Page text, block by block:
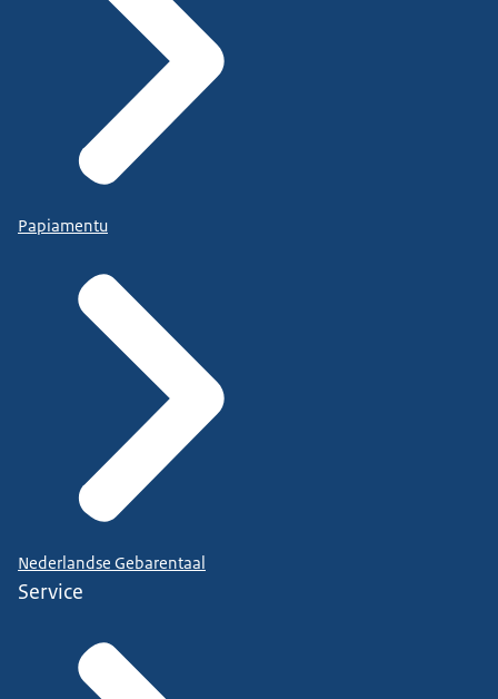
Papiamentu
Nederlandse Gebarentaal
Service